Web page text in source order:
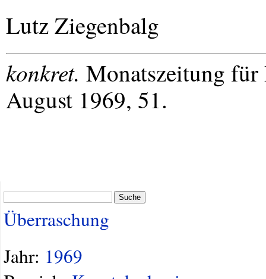
Lutz Ziegenbalg
konkret. Monatszeitung
August 1969, 51.
Suche
Überraschung
Jahr: 1969